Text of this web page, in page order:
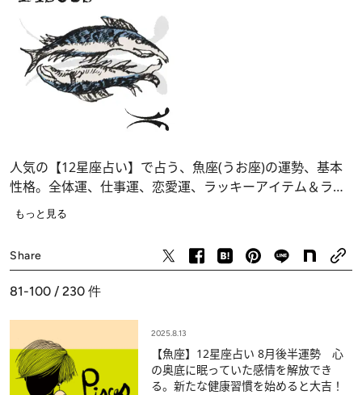
人気の【12星座占い】で占う、魚座(うお座)の運勢、基本
性格。全体運、仕事運、恋愛運、ラッキーアイテム＆ラッ
キーデー……あなたの運命が分かります。
もっと見る
Share
81-100 / 230 件
2025.8.13
【魚座】12星座占い 8月後半運勢 心
の奥底に眠っていた感情を解放でき
る。新たな健康習慣を始めると大吉！